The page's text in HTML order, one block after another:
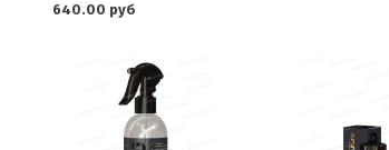
640.00 руб